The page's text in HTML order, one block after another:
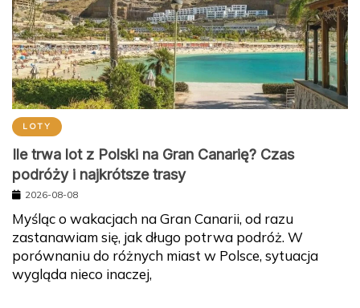
LOTY
Ile trwa lot z Polski na Gran Canarię? Czas
podróży i najkrótsze trasy
2026-08-08
Myśląc o wakacjach na Gran Canarii, od razu
zastanawiam się, jak długo potrwa podróż. W
porównaniu do różnych miast w Polsce, sytuacja
wygląda nieco inaczej,